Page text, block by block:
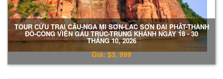
TOUR CỬU TRẠI CÂU-NGA MI SƠN-LẠC SƠN ĐẠI PHẬT-THÀNH
ĐÔ-CÔNG VIÊN GẤU TRÚC-TRÙNG KHÁNH NGÀY 18 - 30
THÁNG 10, 2026
Giá: $3, 999